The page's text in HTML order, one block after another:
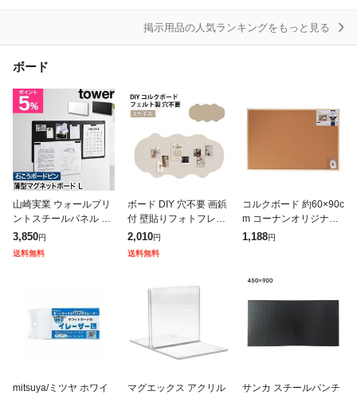
掲示用品の人気ランキングをもっと見る
ボード
山崎実業 ウォールプリ
ントスチールパネル タ
ワー L 石こうボード壁
対応 4903208101554 4
3,850円
送料無料
ボード DIY 穴不要 画鋲
付 壁貼りフォトフレー
ム コルクボード フォト
フレーム フェルト ウェ
2,010円
送料無料
コルクボード 約60×90c
m コーナンオリジナル
LIFELEX
1,188円
mitsuya/ミツヤ ホワイ
マグエックス アクリル
サンカ スチールパンチ